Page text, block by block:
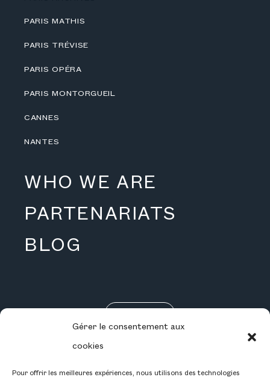
Gérer le consentement aux
cookies
Pour offrir les meilleures expériences, nous utilisons des technologies
PARIS MATHIS
PARIS TRÉVISE
PARIS OPÉRA
PARIS MONTORGUEIL
CANNES
NANTES
WHO WE ARE
PARTENARIATS
BLOG